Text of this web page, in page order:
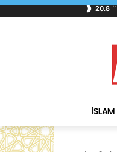
20.8 C
İSLAM